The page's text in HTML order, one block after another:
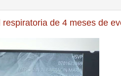
de 4 meses de